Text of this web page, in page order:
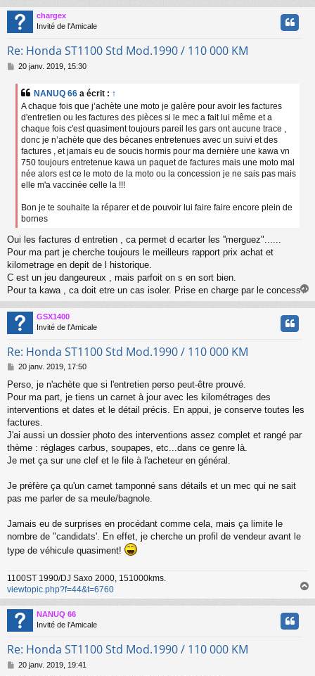
g
e
u
chargex
Invité de l'Amicale
Re: Honda ST1100 Std Mod.1990 / 110 000 KM
M
20 janv. 2019, 15:30
NANUQ 66 a écrit : ↑
A chaque fois que j’achète une moto je galère pour avoir les factures
d'entretien ou les factures des pièces si le mec a fait lui même et a
chaque fois c'est quasiment toujours pareil les gars ont aucune trace ,
donc je n’achète que des bécanes entretenues avec un suivi et des
factures , et jamais eu de soucis hormis pour ma dernière une kawa vn
750 toujours entretenue kawa un paquet de factures mais une moto mal
née alors est ce le moto de la moto ou la concession je ne sais pas mais
elle m'a vaccinée celle la !!!
Bon je te souhaite la réparer et de pouvoir lui faire faire encore plein de
bornes
Oui les factures d entretien , ca permet d ecarter les ''merguez"......
Pour ma part je cherche toujours le meilleurs rapport prix achat et
kilometrage en depit de l historique.
C est un jeu dangeureux , mais parfoit on s en sort bien.
Pour ta kawa , ca doit etre un cas isoler. Prise en charge par le concess?
a
u
GSX1400
Invité de l'Amicale
Re: Honda ST1100 Std Mod.1990 / 110 000 KM
M
s
s
a
20 janv. 2019, 17:50
Perso, je n'achète que si l'entretien perso peut-être prouvé.
Pour ma part, je tiens un carnet à jour avec les kilométrages des
interventions et dates et le détail précis. En appui, je conserve toutes les
factures.
J'ai aussi un dossier photo des interventions assez complet et rangé par
thème : réglages carbus, soupapes, etc...dans ce genre là.
Je met ça sur une clef et le file à l'acheteur en général.
Je préfère ça qu'un carnet tamponné sans détails et un mec qui ne sait
pas me parler de sa meule/bagnole.
Jamais eu de surprises en procédant comme cela, mais ça limite le
nombre de "candidats'. En effet, je cherche un profil de vendeur avant le
type de véhicule quasiment!
1100ST 1990/DJ Saxo 2000, 151000kms.
viewtopic.php?f=44&t=6760
a
u
NANUQ 66
Invité de l'Amicale
Re: Honda ST1100 Std Mod.1990 / 110 000 KM
M
20 janv. 2019, 19:41